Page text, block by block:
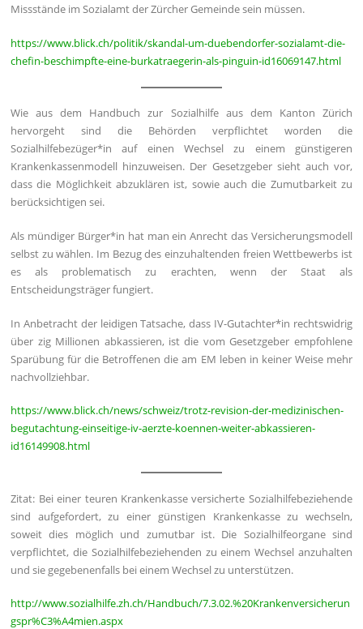
Missstände im Sozialamt der Zürcher Gemeinde sein müssen.
https://www.blick.ch/politik/skandal-um-duebendorfer-sozialamt-die-
chefin-beschimpfte-eine-burkatraegerin-als-pinguin-id16069147.html
Wie aus dem Handbuch zur Sozialhilfe aus dem Kanton Zürich
hervorgeht sind die Behörden verpflichtet worden die
Sozialhilfebezüger*in auf einen Wechsel zu einem günstigeren
Krankenkassenmodell hinzuweisen. Der Gesetzgeber sieht auch vor,
dass die Möglichkeit abzuklären ist, sowie auch die Zumutbarkeit zu
berücksichtigen sei.
Als mündiger Bürger*in hat man ein Anrecht das Versicherungsmodell
selbst zu wählen. Im Bezug des einzuhaltenden freien Wettbewerbs ist
es als problematisch zu erachten, wenn der Staat als
Entscheidungsträger fungiert.
In Anbetracht der leidigen Tatsache, dass IV-Gutachter*in rechtswidrig
über zig Millionen abkassieren, ist die vom Gesetzgeber empfohlene
Sparübung für die Betroffenen die am EM leben in keiner Weise mehr
nachvollziehbar.
https://www.blick.ch/news/schweiz/trotz-revision-der-medizinischen-
begutachtung-einseitige-iv-aerzte-koennen-weiter-abkassieren-
id16149908.html
Zitat: Bei einer teuren Krankenkasse versicherte Sozialhilfebeziehende
sind aufgefordert, zu einer günstigen Krankenkasse zu wechseln,
soweit dies möglich und zumutbar ist. Die Sozialhilfeorgane sind
verpflichtet, die Sozialhilfebeziehenden zu einem Wechsel anzuhalten
und sie gegebenenfalls bei einem Wechsel zu unterstützen.
http://www.sozialhilfe.zh.ch/Handbuch/7.3.02.%20Krankenversicherun
gspr%C3%A4mien.aspx